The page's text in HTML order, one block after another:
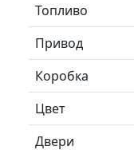
Топливо
Привод
Коробка
Цвет
Двери